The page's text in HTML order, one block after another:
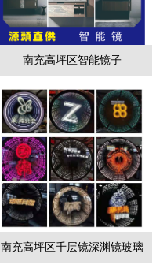
南充高坪区智能镜子
南充高坪区千层镜深渊镜玻璃